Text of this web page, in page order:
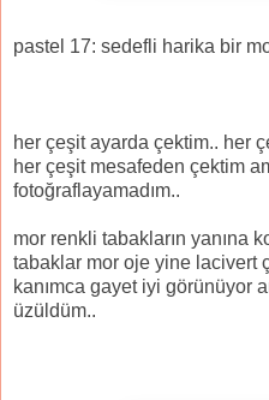
pastel 17: sedefli harika bir
her çeşit ayarda çektim.. her
her çeşit mesafeden çektim
fotoğraflayamadım..
mor renkli tabakların yanına
tabaklar mor oje yine lacivert
kanımca gayet iyi görünüyor
üzüldüm..